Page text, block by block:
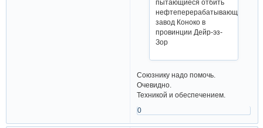
пытающиеся отбить
нефтеперерабатывающий
завод Коноко в
провинции Дейр-эз-
Зор
Союзнику надо помочь.
Очевидно.
Техникой и обеспечением.
0